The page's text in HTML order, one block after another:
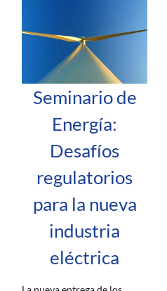
Seminario de
Energía:
Desafíos
regulatorios
para la nueva
industria
eléctrica